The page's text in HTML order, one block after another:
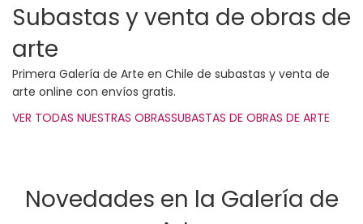
Subastas y venta de obras de
arte
Primera Galería de Arte en Chile de subastas y venta de
arte online con envíos gratis.
VER TODAS NUESTRAS OBRASSUBASTAS DE OBRAS DE ARTE
Novedades en la Galería de